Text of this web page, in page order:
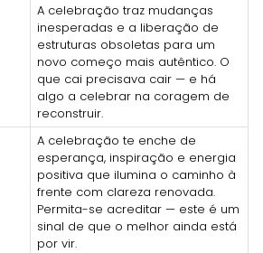
A celebração traz mudanças
inesperadas e a liberação de
estruturas obsoletas para um
novo começo mais autêntico. O
que cai precisava cair — e há
algo a celebrar na coragem de
reconstruir.
A celebração te enche de
esperança, inspiração e energia
positiva que ilumina o caminho à
frente com clareza renovada.
Permita-se acreditar — este é um
sinal de que o melhor ainda está
por vir.